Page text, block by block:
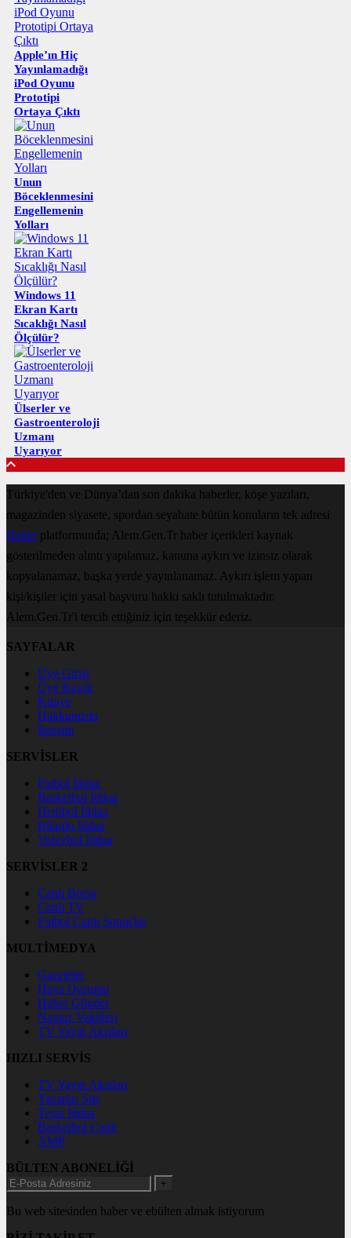
Apple’ın Hiç
Yayınlamadığı
iPod Oyunu
Prototipi
Ortaya Çıktı
Unun
Böceklenmesini
Engellemenin
Yolları
Windows 11
Ekran Kartı
Sıcaklığı Nasıl
Ölçülür?
Ülserler ve
Gastroenteroloji
Uzmanı
Uyarıyor
Türkiye'den ve Dünya’dan son dakika haberler, köşe yazıları,
magazinden siyasete, spordan seyahate bütün konuların tek adresi
Haberplatformunda; Alem.Gen.Tr haber içerikleri kaynak
gösterilmeden alıntı yapılamaz, kanuna aykırı ve izinsiz olarak
kopyalanamaz, başka yerde yayınlanamaz. Aykırı işlem yapan
kişi/kişiler için yasal başvuru hakkı saklı tutulmaktadır.
Alem.Gen.Tr'i tercih ettiğiniz için teşekkür ederiz.
SAYFALAR
Üye Girişi
Üye Kaydı
Künye
Hakkımızda
İletişim
SERVİSLER
Futbol İddaa
Basketbol İddaa
Hentbol İddaa
Bilardo İddaa
Voleybol İddaa
SERVİSLER 2
Canlı Borsa
Canlı TV
Futbol Canlı Sonuçlar
MULTİMEDYA
Gazeteler
Hava Durumu
Haber Gönder
Namaz Vakitleri
TV Yayın Akışları
HIZLI SERVİS
TV Yayın Akışları
Yazarlar Site
Tenis İddaa
Basketbol Canlı
AMP
BÜLTEN ABONELİĞİ
+
Bu web sitesinden haber ve ebülten almak istiyorum